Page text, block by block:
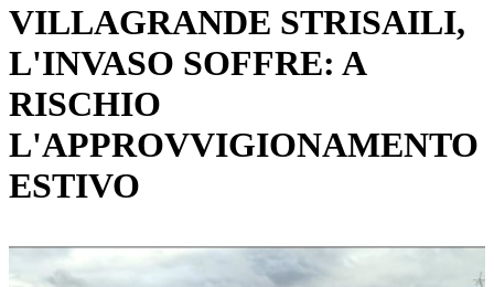
VILLAGRANDE STRISAILI,
L'INVASO SOFFRE: A
RISCHIO
L'APPROVVIGIONAMENTO
ESTIVO